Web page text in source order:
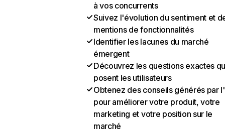
à vos concurrents
Suivez l'évolution du sentiment et
mentions de fonctionnalités
Identifier les lacunes du marché
émergent
Découvrez les questions exactes
posent les utilisateurs
Obtenez des conseils générés par
pour améliorer votre produit, votre
marketing et votre position sur le
marché